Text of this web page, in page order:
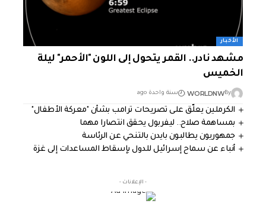
الأخبار
مشهد نادر.. القمر يتحول إلى اللون "الأحمر" ليلة
الخميس
By
WORLDNW سنة واحدة ago
الكرملين يعلّق على تصريحات ترامب بشأن "معركة الأطفال"
بمساهمة صلاح.. ليفربول يحقق انتصارا مهما
جمهوريون يطالبون بايدن بالتنحي عن الرئاسة
أنباء عن سماح إسرائيل للدول بإسقاط المساعدات إلى غزة
- الإعلانات -